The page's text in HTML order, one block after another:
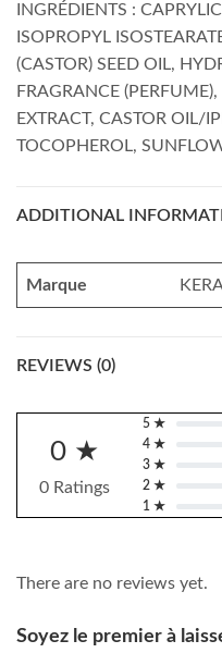
INGRÉDIENTS :
ISOPROPYL
(CASTOR) SEED OIL,
FRAGRANCE
EXTRACT, CASTOR OIL/
TOCOPHEROL,
ADDITIONAL
Marque
REVIEWS (0)
0 ★
0 Ratings
5 ★
4 ★
3 ★
2 ★
1 ★
There are no reviews yet.
Soyez le premier à